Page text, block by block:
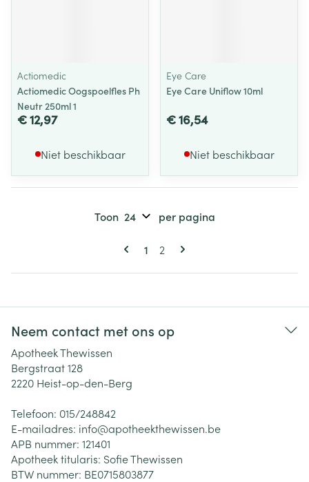
Actiomedic
Actiomedic Oogspoelfles Ph
Neutr 250ml 1
€ 12,97
Niet beschikbaar
Eye Care
Eye Care Uniflow 10ml
€ 16,54
Niet beschikbaar
Pagina's
U lees momenteel pagina
1 Pagina
2
Toon per pagina
Neem contact met ons op
Apotheek Thewissen
Bergstraat 128
2220 Heist-op-den-Berg
Telefoon: 015/248842
E-mailadres: info@apotheekthewissen.be
APB nummer: 121401
Apotheek titularis: Sofie Thewissen
BTW nummer: BE0715803877